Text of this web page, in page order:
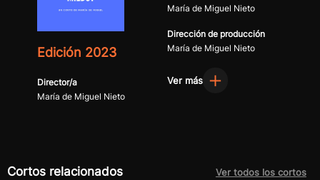
Edición 2023
Director/a
María de Miguel Nieto
María de Miguel Nieto
Dirección de producción
María de Miguel Nieto
Ver más
Cortos relacionados Ver todos los cortos